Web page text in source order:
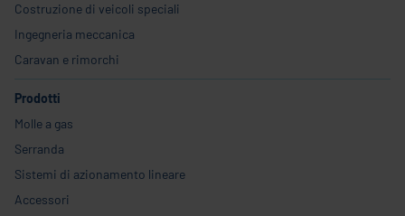
Costruzione di veicoli speciali
Ingegneria meccanica
Caravan e rimorchi
Prodotti
Molle a gas
Serranda
Sistemi di azionamento lineare
Accessori